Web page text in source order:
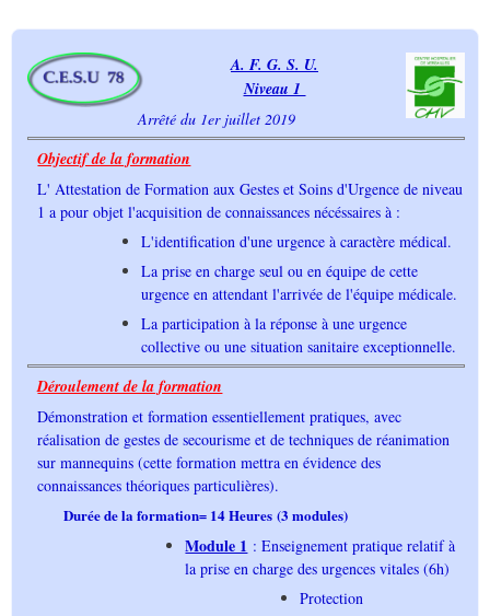
A. F. G. S. U.
Niveau 1
Arrêté du 1er juillet 2019
Objectif de la formation
L' Attestation de Formation aux Gestes et Soins d'Urgence de niveau
1 a pour objet l'acquisition de connaissances nécéssaires à :
L'identification d'une urgence à caractère médical.
La prise en charge seul ou en équipe de cette
urgence en attendant l'arrivée de l'équipe médicale.
La participation à la réponse à une urgence
collective ou une situation sanitaire exceptionnelle.
Déroulement de la formation
Démonstration et formation essentiellement pratiques, avec
réalisation de gestes de secourisme et de techniques de réanimation
sur mannequins (cette formation mettra en évidence des
connaissances théoriques particulières).
Durée de la formation= 14 Heures(3 modules)
Module 1 : Enseignement pratique relatif à
la prise en charge des urgences vitales (6h)
Protection